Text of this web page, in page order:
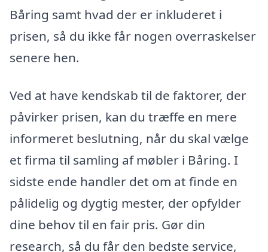
Båring samt hvad der er inkluderet i
prisen, så du ikke får nogen overraskelser
senere hen.
Ved at have kendskab til de faktorer, der
påvirker prisen, kan du træffe en mere
informeret beslutning, når du skal vælge
et firma til samling af møbler i Båring. I
sidste ende handler det om at finde en
pålidelig og dygtig mester, der opfylder
dine behov til en fair pris. Gør din
research, så du får den bedste service,